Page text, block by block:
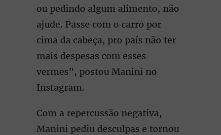
ou pedindo algum alimento, não
ajude. Passe com o carro por
cima da cabeça, pro país não ter
mais despesas com esses
vermes", postou Manini no
Instagram.
Com a repercussão negativa,
Manini pediu desculpas e tornou